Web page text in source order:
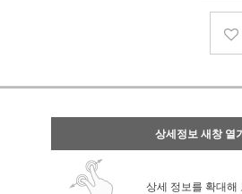
상세정보 새창 열
상세 정보를 확대해